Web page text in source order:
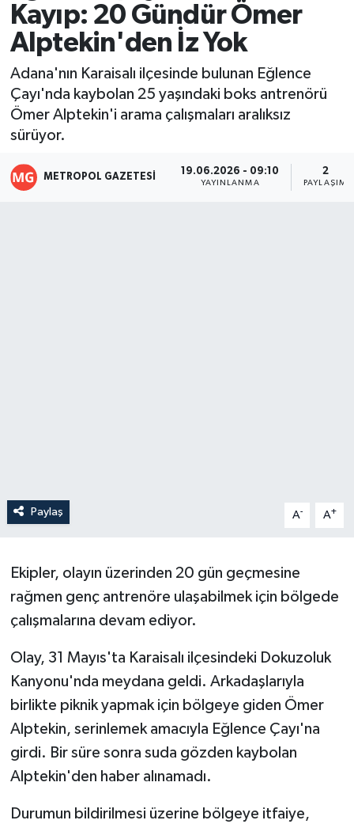
Kayıp: 20 Gündür Ömer
Alptekin'den İz Yok
Adana'nın Karaisalı ilçesinde bulunan Eğlence
Çayı'nda kaybolan 25 yaşındaki boks antrenörü
Ömer Alptekin'i arama çalışmaları aralıksız
sürüyor.
METROPOL GAZETESI 19.06.2026 - 09:10
YAYINLANMA
2
PAYLAŞIM
Paylaş A- A+
Ekipler, olayın üzerinden 20 gün geçmesine
rağmen genç antrenöre ulaşabilmek için bölgede
çalışmalarına devam ediyor.
Olay, 31 Mayıs'ta Karaisalı ilçesindeki Dokuzoluk
Kanyonu'nda meydana geldi. Arkadaşlarıyla
birlikte piknik yapmak için bölgeye giden Ömer
Alptekin, serinlemek amacıyla Eğlence Çayı'na
girdi. Bir süre sonra suda gözden kaybolan
Alptekin'den haber alınamadı.
Durumun bildirilmesi üzerine bölgeye itfaiye,
Resmi İlanlar